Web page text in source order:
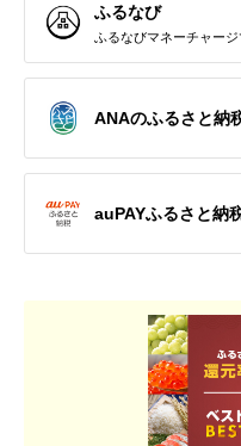
ふるなび
ふるなびマネーチャージ
ANAのふるさと納
auPAYふるさと納